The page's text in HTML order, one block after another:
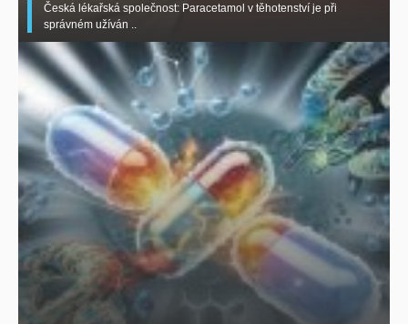
Česká lékařská společnost: Paracetamol v těhotenství je při
správném užíván ..